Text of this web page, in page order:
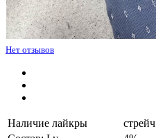
Нет отзывов
Наличие лайкры
стрейч